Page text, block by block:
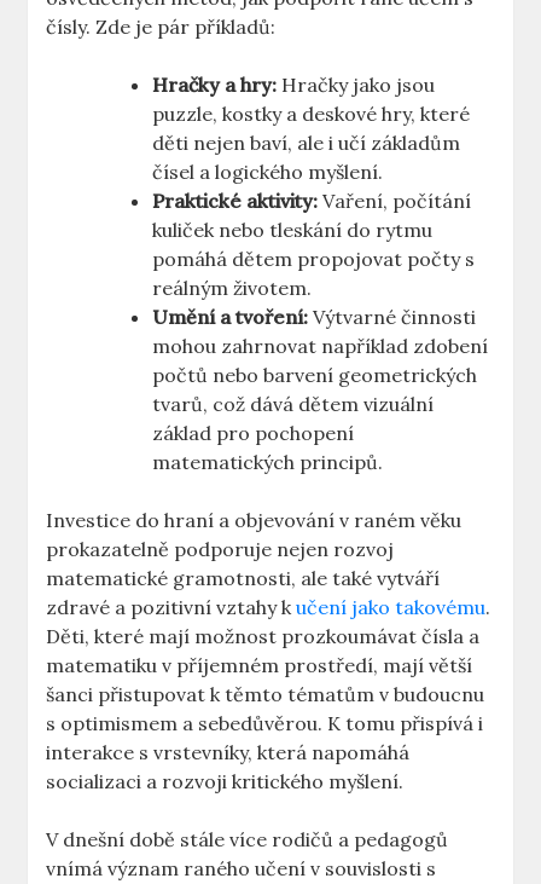
čísly. Zde je pár příkladů:
Hračky a hry: Hračky jako jsou
puzzle, kostky a deskové hry, které
děti nejen baví, ale i učí základům
čísel a logického myšlení.
Praktické aktivity: Vaření, počítání
kuliček nebo tleskání do rytmu
pomáhá dětem propojovat počty s
reálným životem.
Umění a tvoření: Výtvarné činnosti
mohou zahrnovat například zdobení
počtů nebo barvení geometrických
tvarů, což dává dětem vizuální
základ pro pochopení
matematických principů.
Investice do hraní a objevování v raném věku
prokazatelně podporuje nejen rozvoj
matematické gramotnosti, ale také vytváří
zdravé a pozitivní vztahy kučení jako takovému.
Děti, které mají možnost prozkoumávat čísla a
matematiku v příjemném prostředí, mají větší
šanci přistupovat k těmto tématům v budoucnu
s optimismem a sebedůvěrou. K tomu přispívá i
interakce s vrstevníky, která napomáhá
socializaci a rozvoji kritického myšlení.
V dnešní době stále více rodičů a pedagogů
vnímá význam raného učení v souvislosti s